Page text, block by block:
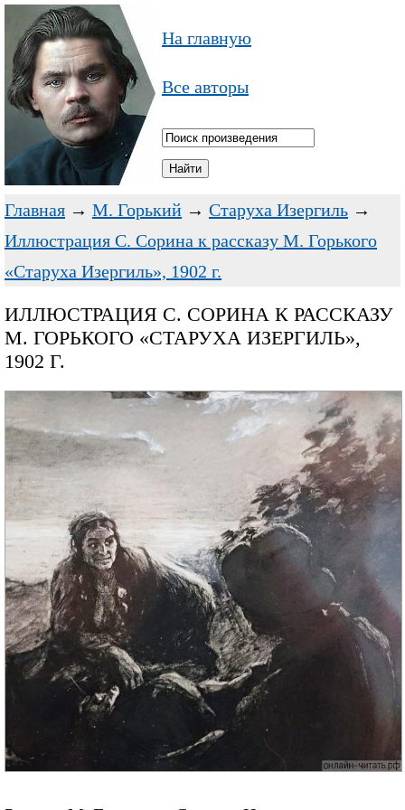
На главную
Все авторы
Главная → М. Горький → Старуха Изергиль →
Иллюстрация С. Сорина к рассказу М. Горького
«Старуха Изергиль», 1902 г.
ИЛЛЮСТРАЦИЯ С. СОРИНА К РАССКАЗУ
М. ГОРЬКОГО «СТАРУХА ИЗЕРГИЛЬ»,
1902 Г.